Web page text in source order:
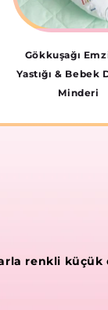
Gökkuşağı
Yastığı & Bebek
Minderi
renkli